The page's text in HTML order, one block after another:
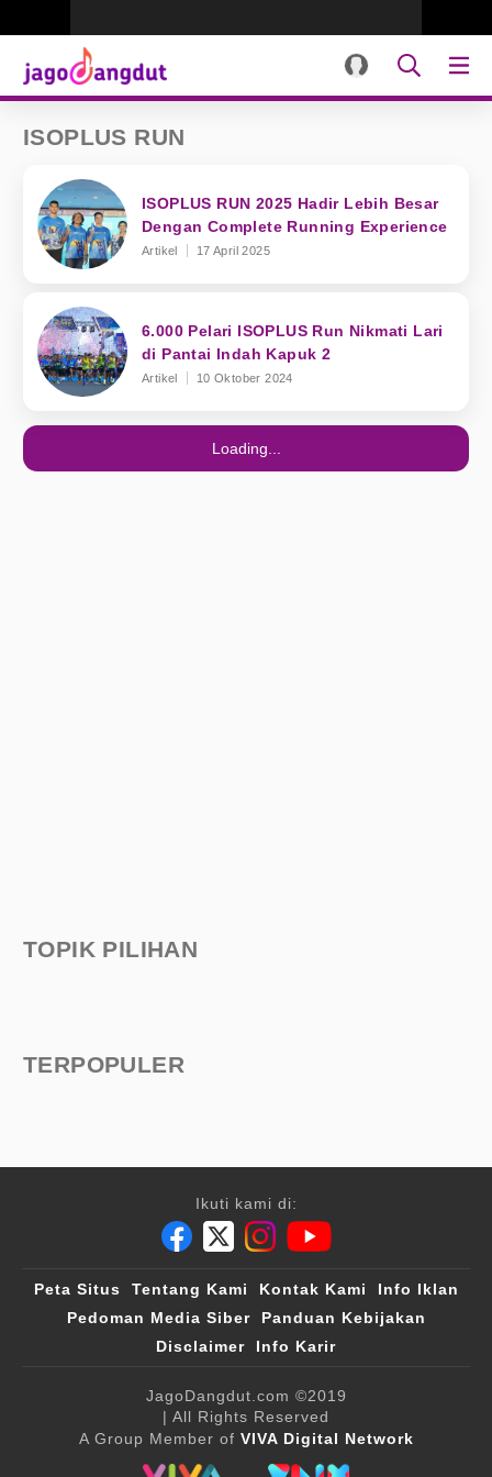
ISOPLUS RUN
ISOPLUS RUN 2025 Hadir Lebih Besar
Dengan Complete Running Experience
Artikel 17 April 2025
6.000 Pelari ISOPLUS Run Nikmati Lari
di Pantai Indah Kapuk 2
Artikel 10 Oktober 2024
Loading...
TOPIK PILIHAN
TERPOPULER
Ikuti kami di:
Peta Situs Tentang Kami Kontak Kami
Info Iklan
Pedoman Media Siber
Panduan Kebijakan
Disclaimer
Info Karir
JagoDangdut.com ©2019
| All Rights Reserved
A Group Member of VIVA Digital Network